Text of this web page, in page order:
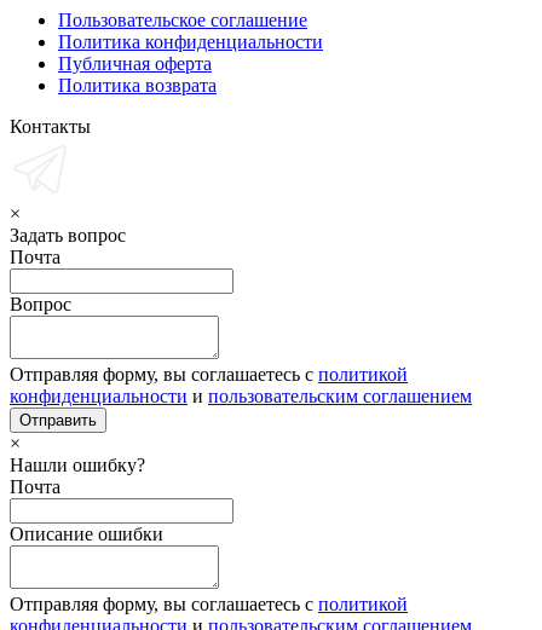
Пользовательское соглашение
Политика конфиденциальности
Публичная оферта
Политика возврата
Контакты
×
Задать вопрос
Почта
Вопрос
Отправляя форму, вы соглашаетесь с политикой
конфиденциальности и пользовательским соглашением
×
Нашли ошибку?
Почта
Описание ошибки
Отправляя форму, вы соглашаетесь с политикой
конфиденциальности и пользовательским соглашением